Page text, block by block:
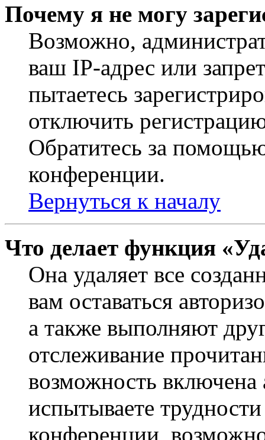
Почему я не могу
Возможно,
ваш IP-адрес или
пытаетесь
отключить
Обратитесь за
конференции.
Вернуться к началу
Что делает функция
Она удаляет все
вам оставаться
а также выполняют
отслеживание
возможность
испытываете
конференции,